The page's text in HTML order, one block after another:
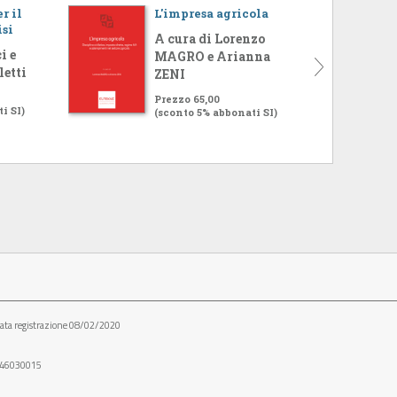
il
e
SI)
L'impresa agricola
A cura di Lorenzo
MAGRO e Arianna
ZENI
Prezzo 65,00
(sconto 5% abbonati SI)
registrazione 08/02/2020